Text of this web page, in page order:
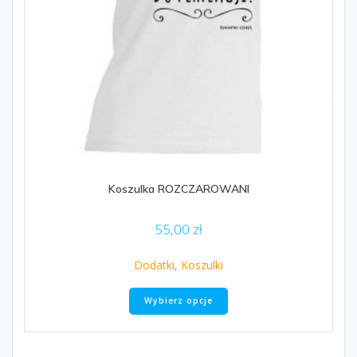
Koszulka ROZCZAROWANI
55,00 zł
Dodatki, Koszulki
Wybierz opcje
Ten
wiele